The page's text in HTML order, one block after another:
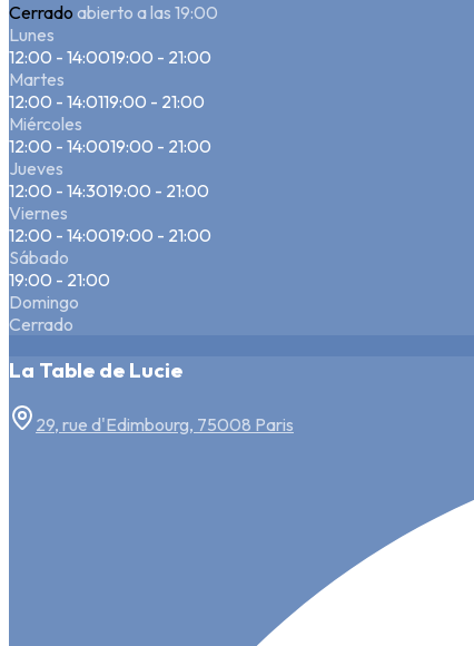
Cerrado abierto a las 19:00
Lunes
12:00 - 14:0019:00 - 21:00
Martes
12:00 - 14:0119:00 - 21:00
Miércoles
12:00 - 14:0019:00 - 21:00
Jueves
12:00 - 14:3019:00 - 21:00
Viernes
12:00 - 14:0019:00 - 21:00
Sábado
19:00 - 21:00
Domingo
Cerrado
La Table de Lucie
29, rue d'Edimbourg, 75008 Paris